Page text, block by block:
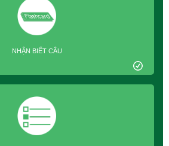
NHẬN BIẾT CÂU